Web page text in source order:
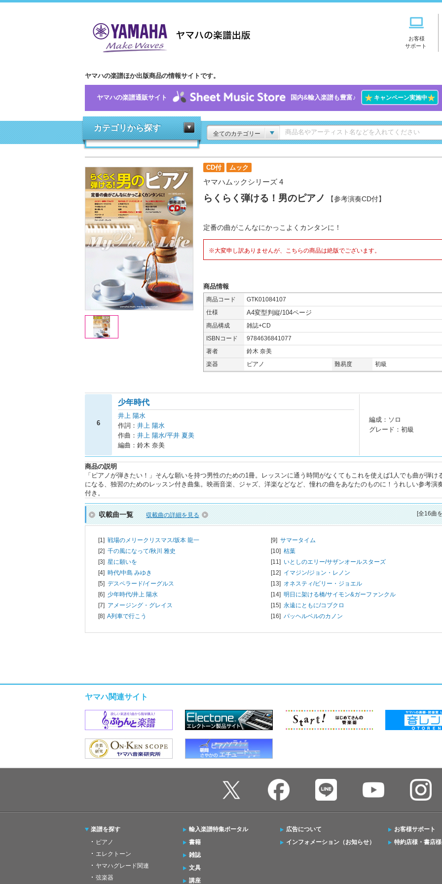
お客様
サポート
ヤマハの楽譜ほか出版商品の情報サイトです。
ヤマハの楽譜通販サイト 国内&輸入楽譜も豊富♪ ★キャンペーン実施中★
カテゴリから探す
全てのカテゴリー
CD付 ムック
ヤマハムックシリーズ 4
らくらく弾ける！男のピアノ 【参考演奏CD付】
定番の曲がこんなにかっこよくカンタンに！
※大変申し訳ありませんが、こちらの商品は絶版でございます。
商品情報
商品コード
GTK01084107
仕様
A4変型判縦/104ページ
商品構成
雑誌+CD
ISBNコード
9784636841077
著者
鈴木 奈美
楽器
ピアノ 難易度 初級
6
少年時代
井上 陽水
作詞： 井上 陽水
作曲： 井上 陽水/平井 夏美
編曲：鈴木 奈美
編成：ソロ
グレード：初級
商品の説明
「ピアノが弾きたい！」そんな願いを持つ男性のための1冊。レッスンに通う時間がなくてもこれを使えば1人でも曲が弾け
になる、独習のためのレッスン付き曲集。映画音楽、ジャズ、洋楽などなど、憧れの曲をあなたのものに！うれしい参考演
付き。
収載曲一覧 収載曲の詳細を見る [全16曲
[1] 戦場のメリークリスマス/坂本 龍一
[2] 千の風になって/秋川 雅史
[3] 星に願いを
[4] 時代/中島 みゆき
[5] デスペラード/イーグルス
[6] 少年時代/井上 陽水
[7] アメージング・グレイス
[8] A列車で行こう
[9] サマータイム
[10] 枯葉
[11] いとしのエリー/サザンオールスターズ
[12] イマジン/ジョン・レノン
[13] オネスティ/ビリー・ジョエル
[14] 明日に架ける橋/サイモン&ガーファンクル
[15] 永遠にともに/コブクロ
[16] パッヘルベルのカノン
ヤマハ関連サイト
楽譜を探す
ピアノ
エレクトーン
ヤマハグレード関連
弦楽器
輸入楽譜特集ポータル
書籍
雑誌
文具
講座
広告について
インフォメーション（お知らせ）
お客様サポート
特約店様・書店